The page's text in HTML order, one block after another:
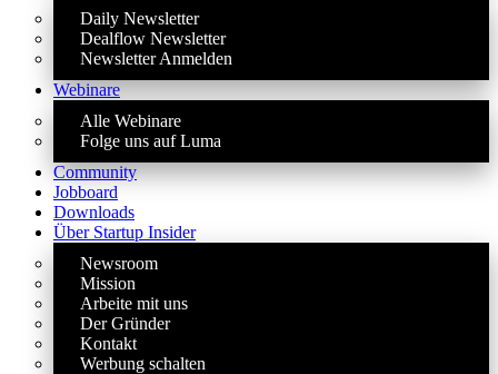
Daily Newsletter
Dealflow Newsletter
Newsletter Anmelden
Webinare
Alle Webinare
Folge uns auf Luma
Community
Jobboard
Downloads
Über Startup Insider
Newsroom
Mission
Arbeite mit uns
Der Gründer
Kontakt
Werbung schalten